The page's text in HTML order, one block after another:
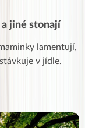
jiné stonají
lamentují,
v jídle.